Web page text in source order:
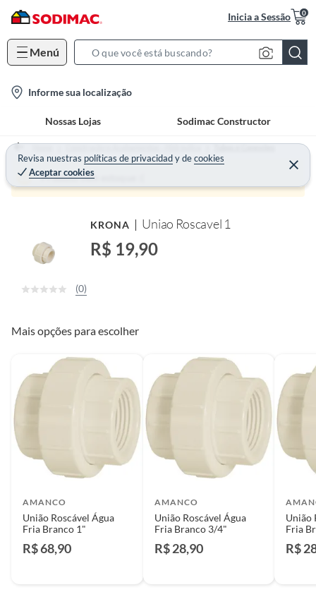
Inicia a Sessão 0
Menú
S
c
h
B
r
a
o
Informe sua localização
Nossas Lojas Sodimac Constructor
Revisa nuestras políticas de privacidadydecookies
Aceptar cookies
Home Construção e Acabamentos - Hidráulica Tubos e Conexões
Produto sem estoque :(
KRONA Uniao Roscavel 1
R$ 19,90
(0)
Mais opções para escolher
AMANCO
União Roscável Água
Fria Branco 1"
R$ 68,90
AMANCO
União Roscável Água
Fria Branco 3/4"
R$ 28,90
União
Fria
R$